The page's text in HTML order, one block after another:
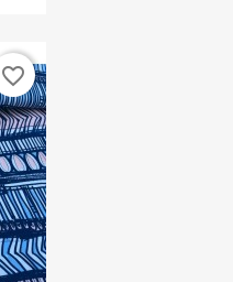
favorite_border